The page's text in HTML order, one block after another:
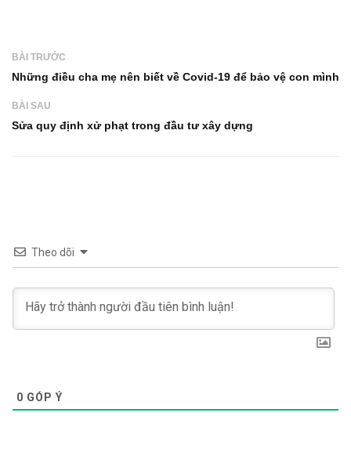
BÀI TRƯỚC
Những điều cha mẹ nên biết về Covid-19 để bảo vệ con mình
BÀI SAU
Sửa quy định xử phạt trong đầu tư xây dựng
Theo dõi
0 GÓP Ý